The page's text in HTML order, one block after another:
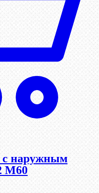
с наружным
М60